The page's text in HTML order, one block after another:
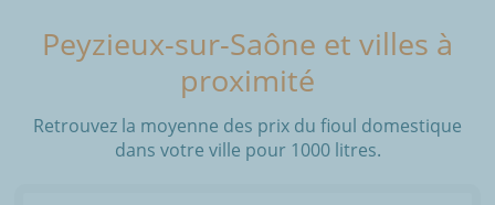
Peyzieux-sur-Saône et villes à
proximité
Retrouvez la moyenne des prix du fioul domestique
dans votre ville pour 1000 litres.